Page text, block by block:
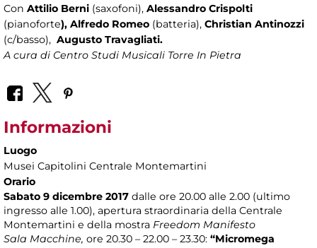
Con Attilio Berni (saxofoni), Alessandro Crispolti
(pianoforte), Alfredo Romeo (batteria), Christian Antinozzi
(c/basso), Augusto Travagliati.
A cura di Centro Studi Musicali Torre In Pietra
Informazioni
Luogo
Musei Capitolini Centrale Montemartini
Orario
Sabato 9 dicembre 2017 dalle ore 20.00 alle 2.00 (ultimo
ingresso alle 1.00), apertura straordinaria della Centrale
Montemartini e della mostra Freedom Manifesto
Sala Macchine, ore 20.30 – 22.00 – 23.30: “Micromega